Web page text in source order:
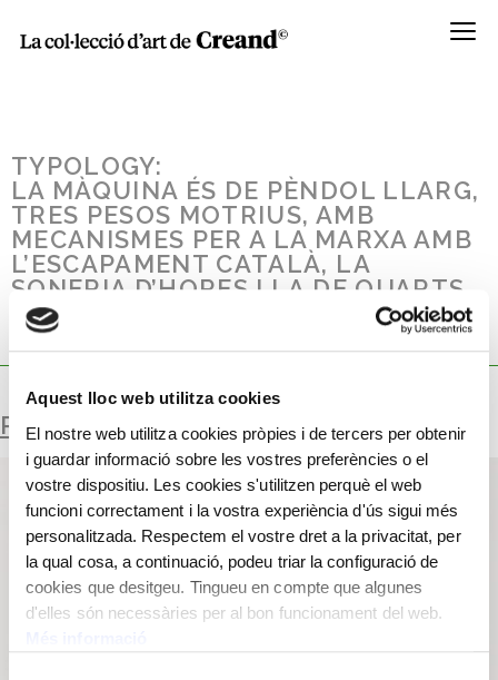
Aquest lloc web utilitza cookies
El nostre web utilitza cookies pròpies i de tercers per obtenir
i guardar informació sobre les vostres preferències o el
vostre dispositiu. Les cookies s'utilitzen perquè el web
funcioni correctament i la vostra experiència d'ús sigui més
personalitzada. Respectem el vostre dret a la privacitat, per
la qual cosa, a continuació, podeu triar la configuració de
cookies que desitgeu. Tingueu en compte que algunes
d'elles són necessàries per al bon funcionament del web.
Menú
TYPOLOGY:
LA MÀQUINA ÉS DE PÈNDOL LLARG,
TRES PESOS MOTRIUS, AMB
MECANISMES PER A LA MARXA AMB
L’ESCAPAMENT CATALÀ, LA
SONERIA D’HORES I LA DE QUARTS.
L’ESFERA ÉS DE LLAUTÓ I L’AGULLA
DE FERRO.
RELLOTGE DE PARET